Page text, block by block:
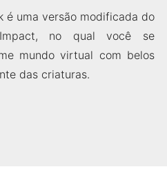
é uma versão modificada do
no qual você se
mundo virtual com belos
das criaturas.